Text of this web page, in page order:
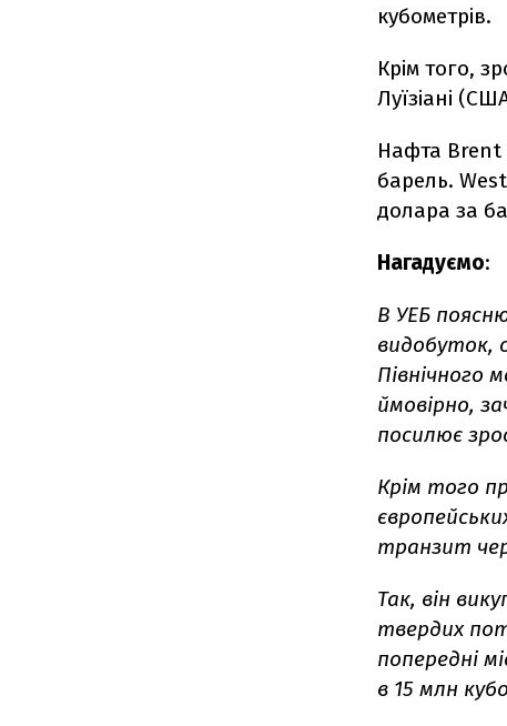
кубометрів.
Крім того,
Луїзіані
Нафта Brent
барель.
долара за
Нагадуємо:
В УЕБ
видобуток,
Північного
ймовірно,
посилює
Крім того
транзит
Так, він
твердих
попередні
в 15 млн